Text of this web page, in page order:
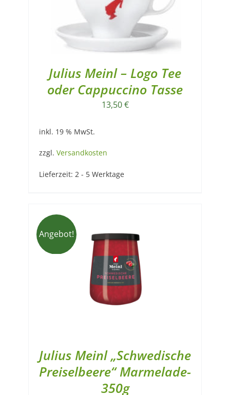
Julius Meinl – Logo Tee
oder Cappuccino Tasse
13,50€
inkl. 19 % MwSt.
zzgl. Versandkosten
Lieferzeit: 2 - 5 Werktage
Angebot!
Julius Meinl „Schwedische
Preiselbeere“ Marmelade-
350g